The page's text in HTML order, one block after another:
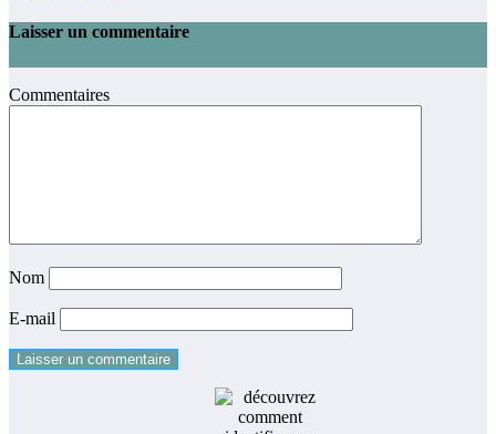
Laisser un commentaire
Commentaires
Nom
E-mail